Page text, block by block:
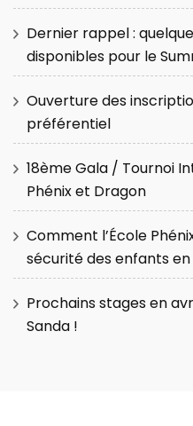
Dernier rappel :
disponibles pour le
Ouverture des
préférentiel
18ème Gala / Tournoi
Phénix et Dragon
Comment l’École
sécurité des enfants en
Prochains stages en
Sanda !